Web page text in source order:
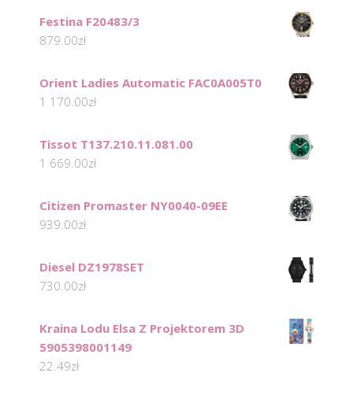
Festina F20483/3
879.00zł
Orient Ladies Automatic FAC0A005T0
1 170.00zł
Tissot T137.210.11.081.00
1 669.00zł
Citizen Promaster NY0040-09EE
939.00zł
Diesel DZ1978SET
730.00zł
Kraina Lodu Elsa Z Projektorem 3D
5905398001149
22.49zł